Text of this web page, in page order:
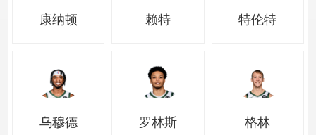
康纳顿 赖特 特伦特
乌穆德 罗林斯 格林